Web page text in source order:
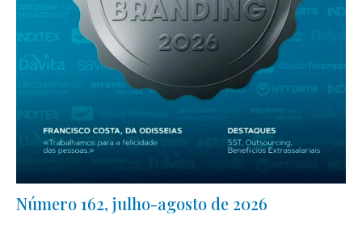
Número 162, julho-agosto de 2026